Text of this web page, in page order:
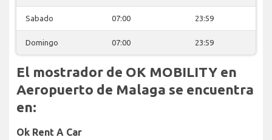
Sabado 07:00 23:59
Domingo 07:00 23:59
El mostrador de OK MOBILITY en
Aeropuerto de Malaga se encuentra
en:
Ok Rent A Car